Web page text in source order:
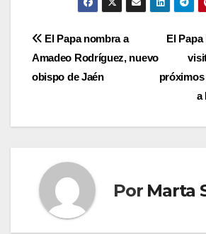
Navegación
de
El
próximos
a
El Papa nombra a
Amadeo Rodríguez, nuevo
obispo de Jaén
Por Marta